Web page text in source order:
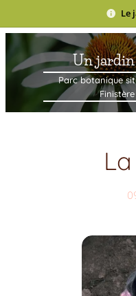
Le
Un jardin
Parc botanique